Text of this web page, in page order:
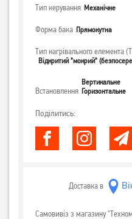
Тип керування Механічне
Форма бака Прямокутна
Тип нагрівального елемента
Відкритий "мокрий"
Встановлення
Вертикальне
Горизонтальне
Поділитись:
Доставка в
Самовивіз з магазину